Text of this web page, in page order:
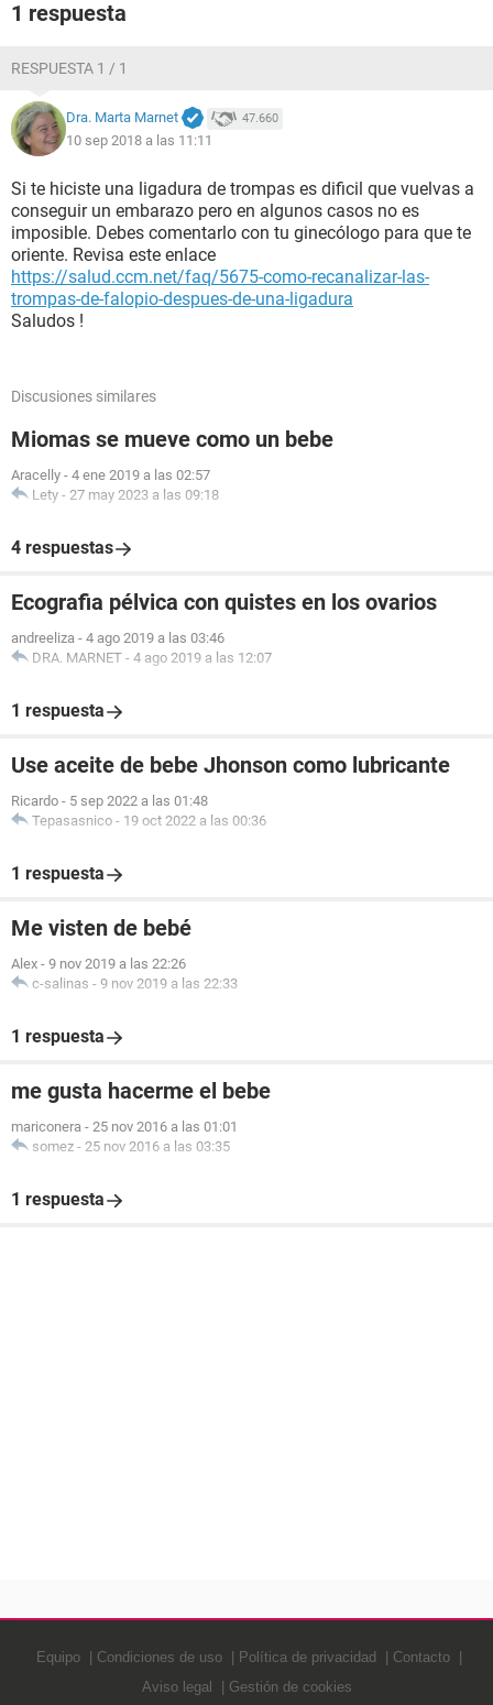
1 respuesta
RESPUESTA 1 / 1
Dra. Marta Marnet 47.660
10 sep 2018 a las 11:11
Si te hiciste una ligadura de trompas es dificil que vuelvas a
conseguir un embarazo pero en algunos casos no es
imposible. Debes comentarlo con tu ginecólogo para que te
oriente. Revisa este enlace
https://salud.ccm.net/faq/5675-como-recanalizar-las-
trompas-de-falopio-despues-de-una-ligadura
Saludos !
Discusiones similares
Miomas se mueve como un bebe
Aracelly - 4 ene 2019 a las 02:57
Lety - 27 may 2023 a las 09:18
4 respuestas
Ecografia pélvica con quistes en los ovarios
andreeliza - 4 ago 2019 a las 03:46
DRA. MARNET - 4 ago 2019 a las 12:07
1 respuesta
Use aceite de bebe Jhonson como lubricante
Ricardo - 5 sep 2022 a las 01:48
Tepasasnico - 19 oct 2022 a las 00:36
1 respuesta
Me visten de bebé
Alex - 9 nov 2019 a las 22:26
c-salinas - 9 nov 2019 a las 22:33
1 respuesta
me gusta hacerme el bebe
mariconera - 25 nov 2016 a las 01:01
somez - 25 nov 2016 a las 03:35
1 respuesta
Equipo Condiciones de uso Política de privacidad
Contacto
Aviso legal
Gestión de cookies